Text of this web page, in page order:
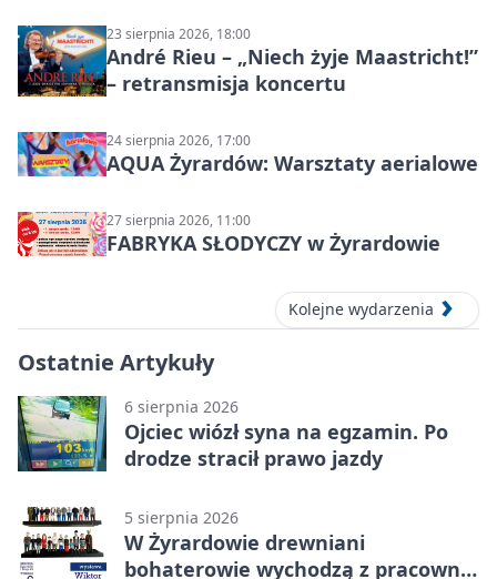
23 sierpnia 2026, 18:00
André Rieu – „Niech żyje Maastricht!”
– retransmisja koncertu
24 sierpnia 2026, 17:00
AQUA Żyrardów: Warsztaty aerialowe
27 sierpnia 2026, 11:00
FABRYKA SŁODYCZY w Żyrardowie
Kolejne wydarzenia
Ostatnie Artykuły
6 sierpnia 2026
Ojciec wiózł syna na egzamin. Po
drodze stracił prawo jazdy
5 sierpnia 2026
W Żyrardowie drewniani
bohaterowie wychodzą z pracowni